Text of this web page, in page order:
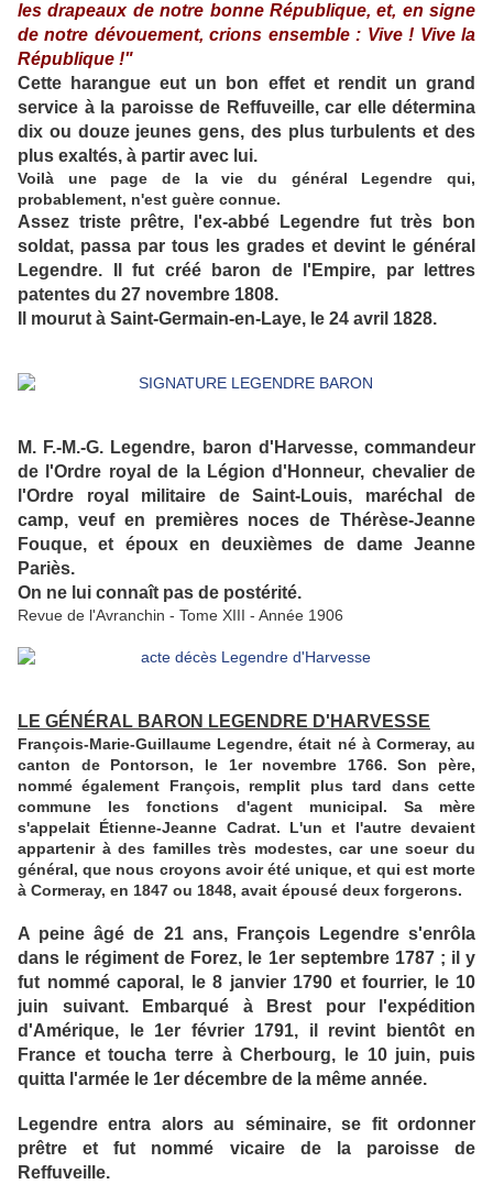
les drapeaux de notre bonne République, et, en signe
de notre dévouement, crions ensemble : Vive ! Vive la
République !"
Cette harangue eut un bon effet et rendit un grand
service à la paroisse de Reffuveille, car elle détermina
dix ou douze jeunes gens, des plus turbulents et des
plus exaltés, à partir avec lui.
Voilà une page de la vie du général Legendre qui,
probablement, n'est guère connue.
Assez triste prêtre, l'ex-abbé Legendre fut très bon
soldat, passa par tous les grades et devint le général
Legendre. Il fut créé baron de l'Empire, par lettres
patentes du 27 novembre 1808.
Il mourut à Saint-Germain-en-Laye, le 24 avril 1828.
M. F.-M.-G. Legendre, baron d'Harvesse, commandeur
de l'Ordre royal de la Légion d'Honneur, chevalier de
l'Ordre royal militaire de Saint-Louis, maréchal de
camp, veuf en premières noces de Thérèse-Jeanne
Fouque, et époux en deuxièmes de dame Jeanne
Pariès.
On ne lui connaît pas de postérité.
Revue de l'Avranchin - Tome XIII - Année 1906
LE GÉNÉRAL BARON LEGENDRE D'HARVESSE
François-Marie-Guillaume Legendre, était né à Cormeray, au
canton de Pontorson, le 1er novembre 1766. Son père,
nommé également François, remplit plus tard dans cette
commune les fonctions d'agent municipal. Sa mère
s'appelait Étienne-Jeanne Cadrat. L'un et l'autre devaient
appartenir à des familles très modestes, car une soeur du
général, que nous croyons avoir été unique, et qui est morte
à Cormeray, en 1847 ou 1848, avait épousé deux forgerons.
A peine âgé de 21 ans, François Legendre s'enrôla
dans le régiment de Forez, le 1er septembre 1787 ; il y
fut nommé caporal, le 8 janvier 1790 et fourrier, le 10
juin suivant. Embarqué à Brest pour l'expédition
d'Amérique, le 1er février 1791, il revint bientôt en
France et toucha terre à Cherbourg, le 10 juin, puis
quitta l'armée le 1er décembre de la même année.
Legendre entra alors au séminaire, se fit ordonner
prêtre et fut nommé vicaire de la paroisse de
Reffuveille.